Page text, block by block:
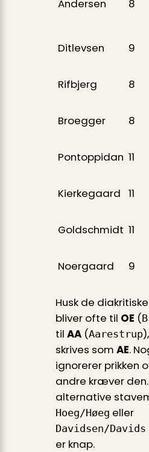
Andersen 8
Ditlevsen
9
Rifbjerg
8
Broegger
8
Pontoppidan 11
Kierkegaard 11
Goldschmidt 11
Noergaard
9
Husk de
bliver ofte til OE (
til AA(Aarestrup
skrives som AE.
ignorerer prikken
andre kræver
alternative
Hoeg/Høeg eller
Davidsen/Davids
er knap.